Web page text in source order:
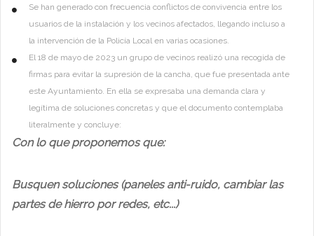
Se han generado con frecuencia conflictos de convivencia entre los
usuarios de la instalación y los vecinos afectados, llegando incluso a
la intervención de la Policía Local en varias ocasiones.
El 18 de mayo de 2023 un grupo de vecinos realizó una recogida de
firmas para evitar la supresión de la cancha, que fue presentada ante
este Ayuntamiento. En ella se expresaba una demanda clara y
legítima de soluciones concretas y que el documento contemplaba
literalmente y concluye:
Con lo que proponemos que:
Busquen soluciones (paneles anti-ruido, cambiar las
partes de hierro por redes, etc...)